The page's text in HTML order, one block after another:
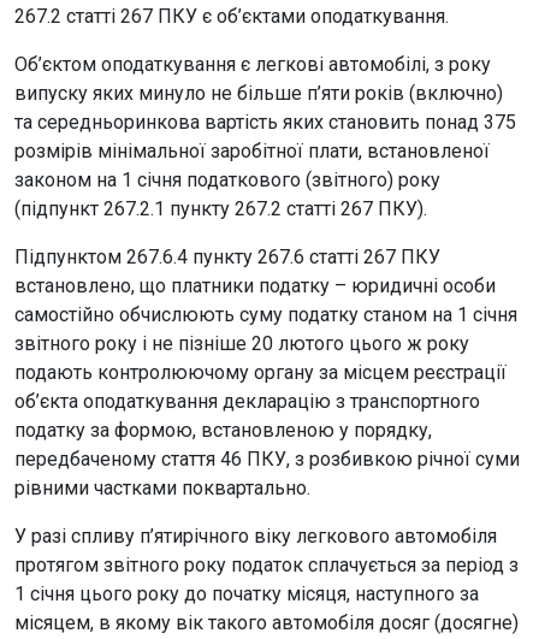
267.2 статті 267 ПКУ є об’єктами оподаткування.
Об’єктом оподаткування є легкові автомобілі, з року
випуску яких минуло не більше п’яти років (включно)
та середньоринкова вартість яких становить понад 375
розмірів мінімальної заробітної плати, встановленої
законом на 1 січня податкового (звітного) року
(підпункт 267.2.1 пункту 267.2 статті 267 ПКУ).
Підпунктом 267.6.4 пункту 267.6 статті 267 ПКУ
встановлено, що платники податку – юридичні особи
самостійно обчислюють суму податку станом на 1 січня
звітного року і не пізніше 20 лютого цього ж року
подають контролюючому органу за місцем реєстрації
об’єкта оподаткування декларацію з транспортного
податку за формою, встановленою у порядку,
передбаченому стаття 46 ПКУ, з розбивкою річної суми
рівними частками поквартально.
У разі спливу п’ятирічного віку легкового автомобіля
протягом звітного року податок сплачується за період з
1 січня цього року до початку місяця, наступного за
місяцем, в якому вік такого автомобіля досяг (досягне)